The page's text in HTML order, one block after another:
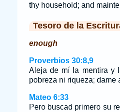
thy household; and
Tesoro de la
enough
Proverbios 30:8,9
Aleja de mí la mentira y
pobreza ni riqueza;
Mateo 6:33
Pero buscad primero su